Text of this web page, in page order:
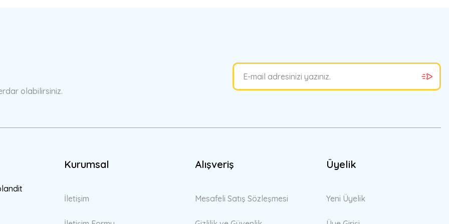
olabilirsiniz.
Kurumsal
İletişim
Alışveriş
Mesafeli Satış Sözleşmesi
Üyelik
Yeni Üyelik